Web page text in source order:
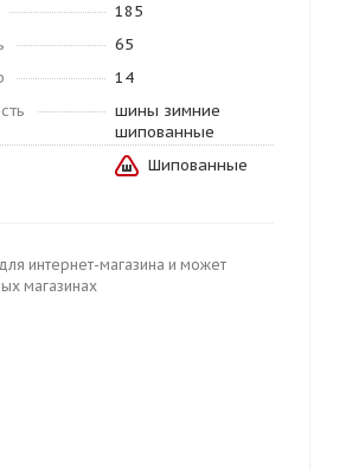
185
65
14
шины зимние
шипованные
Шипованные
интернет-магазина и может
магазинах